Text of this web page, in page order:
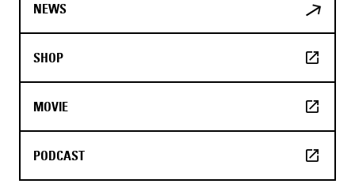
NEWS
SHOP
MOVIE
PODCAST